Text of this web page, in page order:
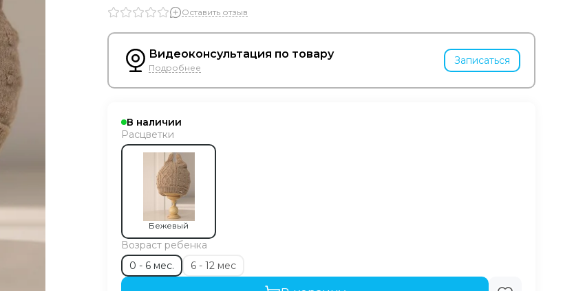
Оставить отзыв
Видеоконсультация по товару
Подробнее
Записаться
В наличии
Расцветки
Бежевый
Возраст ребенка
0 - 6 мес.
6 - 12 мес